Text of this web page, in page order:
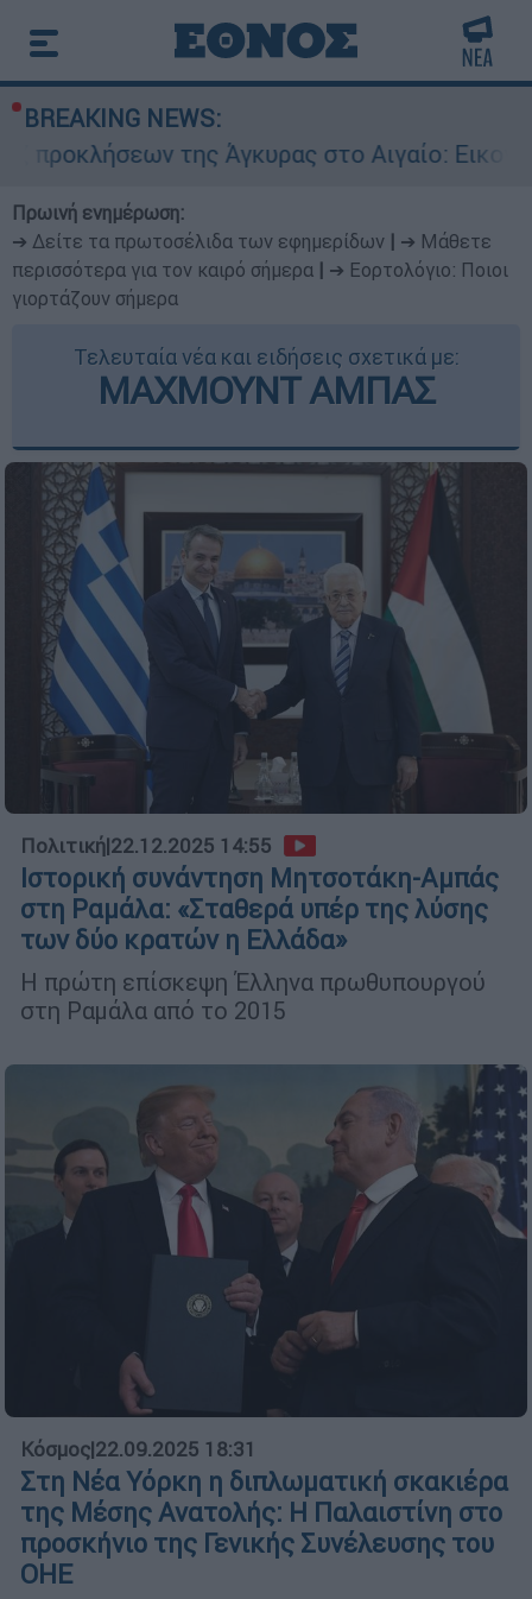
BREAKING NEWS:
της Άγκυρας στο Αιγαίο: Εικονική
Πρωινή ενημέρωση:
➔ Δείτε τα πρωτοσέλιδα των εφημερίδων
➔ Μάθετε
περισσότερα για τον καιρό σήμερα
➔ Εορτολόγιο: Ποιοι
γιορτάζουν σήμερα
Τελευταία νέα και ειδήσεις σχετικά με:
ΜΑΧΜΟΥΝΤ ΑΜΠΑΣ
Πολιτική|22.12.2025 14:55
Ιστορική συνάντηση Μητσοτάκη-Αμπάς
στη Ραμάλα: «Σταθερά υπέρ της λύσης
των δύο κρατών η Ελλάδα»
Η πρώτη επίσκεψη Έλληνα πρωθυπουργού
στη Ραμάλα από το 2015
Κόσμος|22.09.2025 18:31
Στη Νέα Υόρκη η διπλωματική σκακιέρα
της Μέσης Ανατολής: Η Παλαιστίνη στο
προσκήνιο της Γενικής Συνέλευσης του
ΟΗΕ